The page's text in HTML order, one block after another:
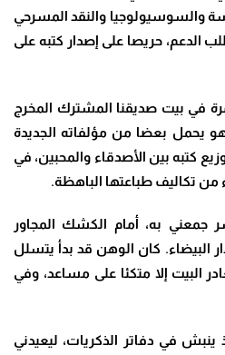
والسوسيولوجيا والنقد المسرحي
الدعم، حريصا على إصدار كتبه على
في بيت صديقنا المشترك المخرج
يحمل بعضا من مؤلفاته الجديدة
كتبه بين الأصدقاء والمحبين، في
تكاليف طباعتها الباهظة.
جمعني به، أمام الكشك المجاور
البيضاء. كان الوهن قد بدأ يتسلل
البيت إلا متكئا على مساعد، وفي
في دفاتر الذكريات، ليعيدني